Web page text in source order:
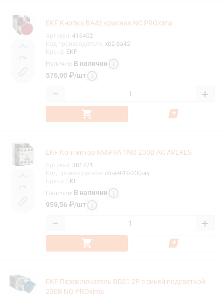
EKF Кнопка BA42 красная NC PROxima
416402
xb2-ba42
EKF
Наличие: В наличии
576,00 ₽/шт
− +
EKF Контактор КМЭ 9А 1NO 230В АС AVERES
381721
ctr-s-9-10-230-av
EKF
Наличие: В наличии
959,56 ₽/шт
− +
EKF Переключатель BD21 2P c синей подсветкой
230В NO PROxima